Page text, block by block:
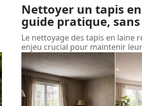
Nettoyer un tapis
guide pratique,
Le nettoyage des tapis en laine
enjeu crucial pour maintenir